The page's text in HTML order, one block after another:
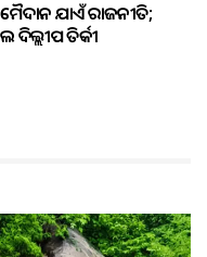
ଯାଏଁ ରାଜନୀତି;
ଦିଲ୍ଲୀପ ତିର୍କୀ